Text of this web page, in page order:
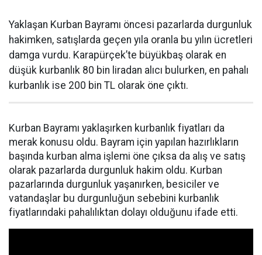
Yaklaşan Kurban Bayramı öncesi pazarlarda durgunluk
hakimken, satışlarda geçen yıla oranla bu yılın ücretleri
damga vurdu. Karapürçek’te büyükbaş olarak en
düşük kurbanlık 80 bin liradan alıcı bulurken, en pahalı
kurbanlık ise 200 bin TL olarak öne çıktı.
Kurban Bayramı yaklaşırken kurbanlık fiyatları da
merak konusu oldu. Bayram için yapılan hazırlıkların
başında kurban alma işlemi öne çıksa da alış ve satış
olarak pazarlarda durgunluk hakim oldu. Kurban
pazarlarında durgunluk yaşanırken, besiciler ve
vatandaşlar bu durgunluğun sebebini kurbanlık
fiyatlarındaki pahalılıktan dolayı olduğunu ifade etti.